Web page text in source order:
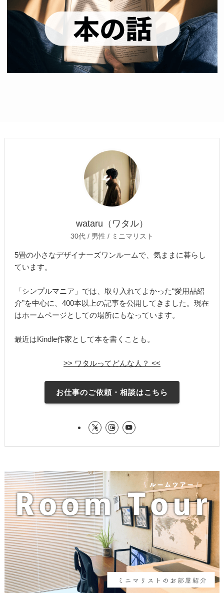
wataru（ワタル）
30代 / 男性 / ミニマリスト
5畳の小さなデザイナーズワンルームで、気ままに暮らし
ています。
「シンプルマニア」では、取り入れてよかった“愛用品紹
介”を中心に、400本以上の記事を公開してきました。現在
はホームページとしての場所にもなっています。
最近はKindle作家として本を書くことも。
>> ワタルってどんな人？ <<
お仕事のご依頼・相談はこちら